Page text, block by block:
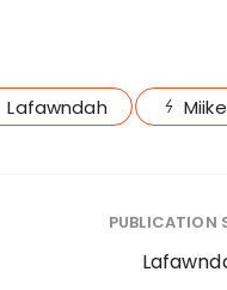
Lafawndah
PUBLICATION